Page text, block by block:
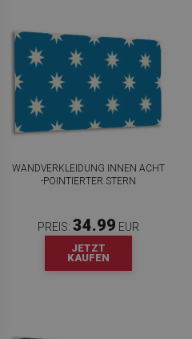
WANDVERKLEIDUNG INNEN ACHT
-POINTIERTER STERN
PREIS: 34.99 EUR
JETZT
KAUFEN